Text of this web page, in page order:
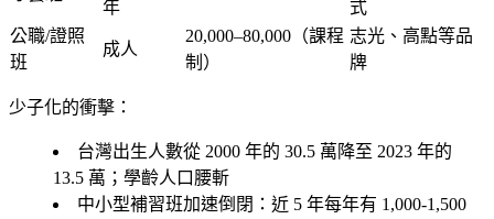
年
式
公職/證照
班
成人
20,000–80,000（課程
制）
志光、高點等品
牌
少子化的衝擊：
台灣出生人數從 2000 年的 30.5 萬降至 2023 年的
13.5 萬；學齡人口腰斬
中小型補習班加速倒閉：近 5 年每年有 1,000-1,500